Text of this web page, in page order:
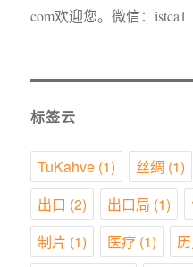
com欢迎您。微信：istca1
标签云
TuKahve (1) 丝绸 (1)
出口 (2) 出口局 (1)
制片 (1) 医疗 (1)